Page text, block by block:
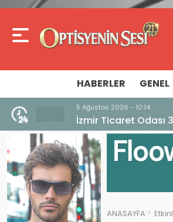
HABERLER GENEL
5 Ağustos 2026 - 10:14
İzmir Ticaret Odası
ANASAYFA